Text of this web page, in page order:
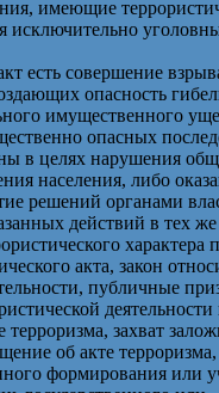
имеющие
исключительно
есть совершение
опасность
имущественного
опасных
в целях нарушения
населения, либо
решений органами
действий в тех же
характера
акта, закон
публичные
деятельности
захват
об акте
формирования или